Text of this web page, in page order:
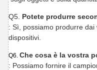
Q5. Potete produrre
: Sì, possiamo produrre
dispositivi.
Q6. Che cosa è la vostra
: Possiamo fornire il